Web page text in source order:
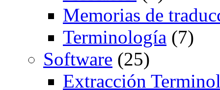
Memorias de
Terminología (7)
Software (25)
Extracción